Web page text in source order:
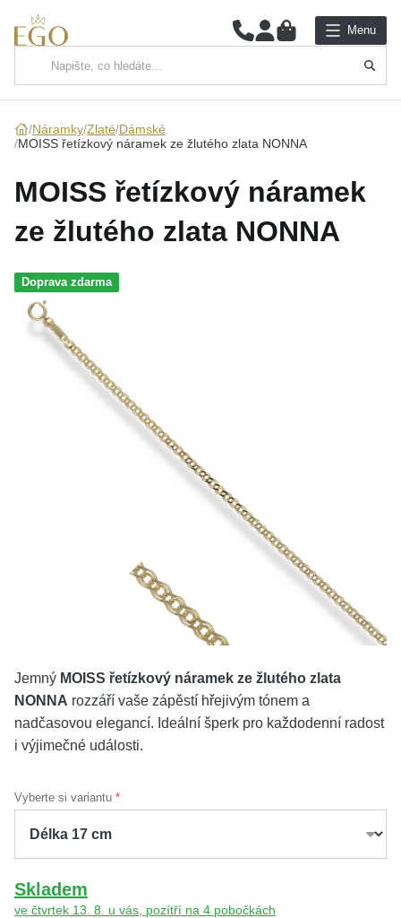
0 Menu
Hlavní kategorie
ŘETÍZKY
NÁRAMKY
PRSTENY
NÁUŠNICE
Slovensko
Náramky Zlaté Dámské
MOISS řetízkový náramek ze žlutého zlata NONNA
MOISS řetízkový náramek
ze žlutého zlata NONNA
Doprava zdarma
Jemný MOISS řetízkový náramek ze žlutého zlata
NONNA rozzáří vaše zápěstí hřejivým tónem a
nadčasovou elegancí. Ideální šperk pro každodenní radost
i výjimečné události.
Vyberte si variantu
Skladem
ve čtvrtek 13. 8. u vás, pozítří na 4 pobočkách